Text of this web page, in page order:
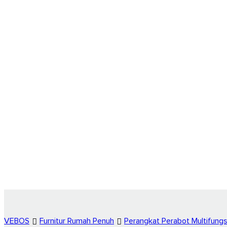
VEBOS Furnitur Rumah Penuh Perangkat Perabot